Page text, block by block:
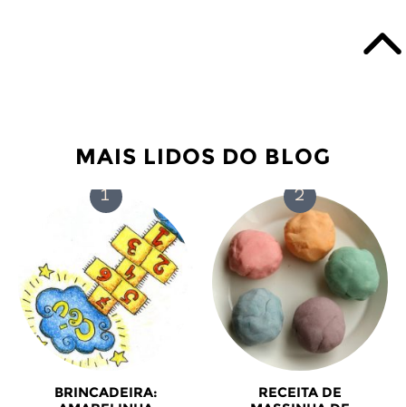
MAIS LIDOS DO BLOG
BRINCADEIRA:
RECEITA DE